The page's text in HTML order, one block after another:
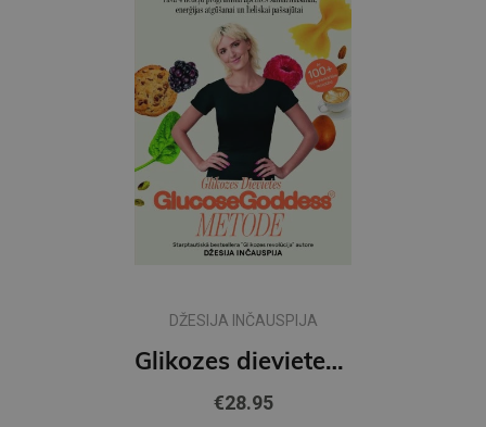
DŽESIJA INČAUSPIJA
Glikozes dievietes metode
€28.95